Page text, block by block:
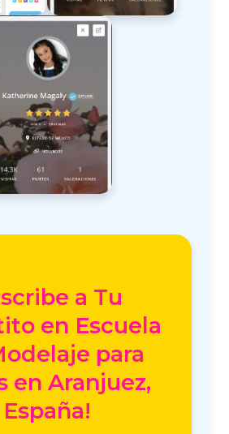
a Tu
en Escuela
para
en Aranjuez,
España!